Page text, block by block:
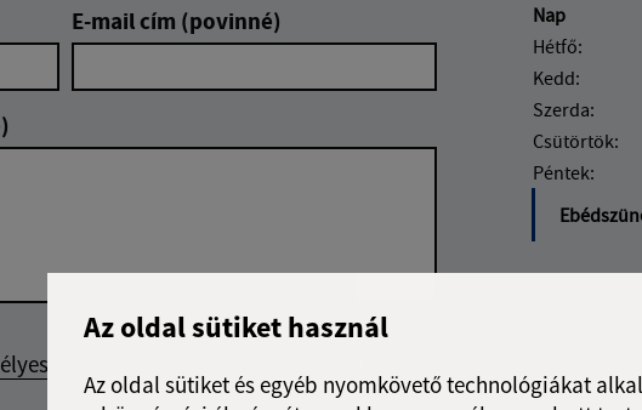
Az oldal sütiket használ
Az oldal sütiket és egyéb nyomkövető technológiákat
E-mail cím (povinné)
adatok
Nap
Hétfő:
Kedd:
Szerda:
Csütörtök:
Péntek: